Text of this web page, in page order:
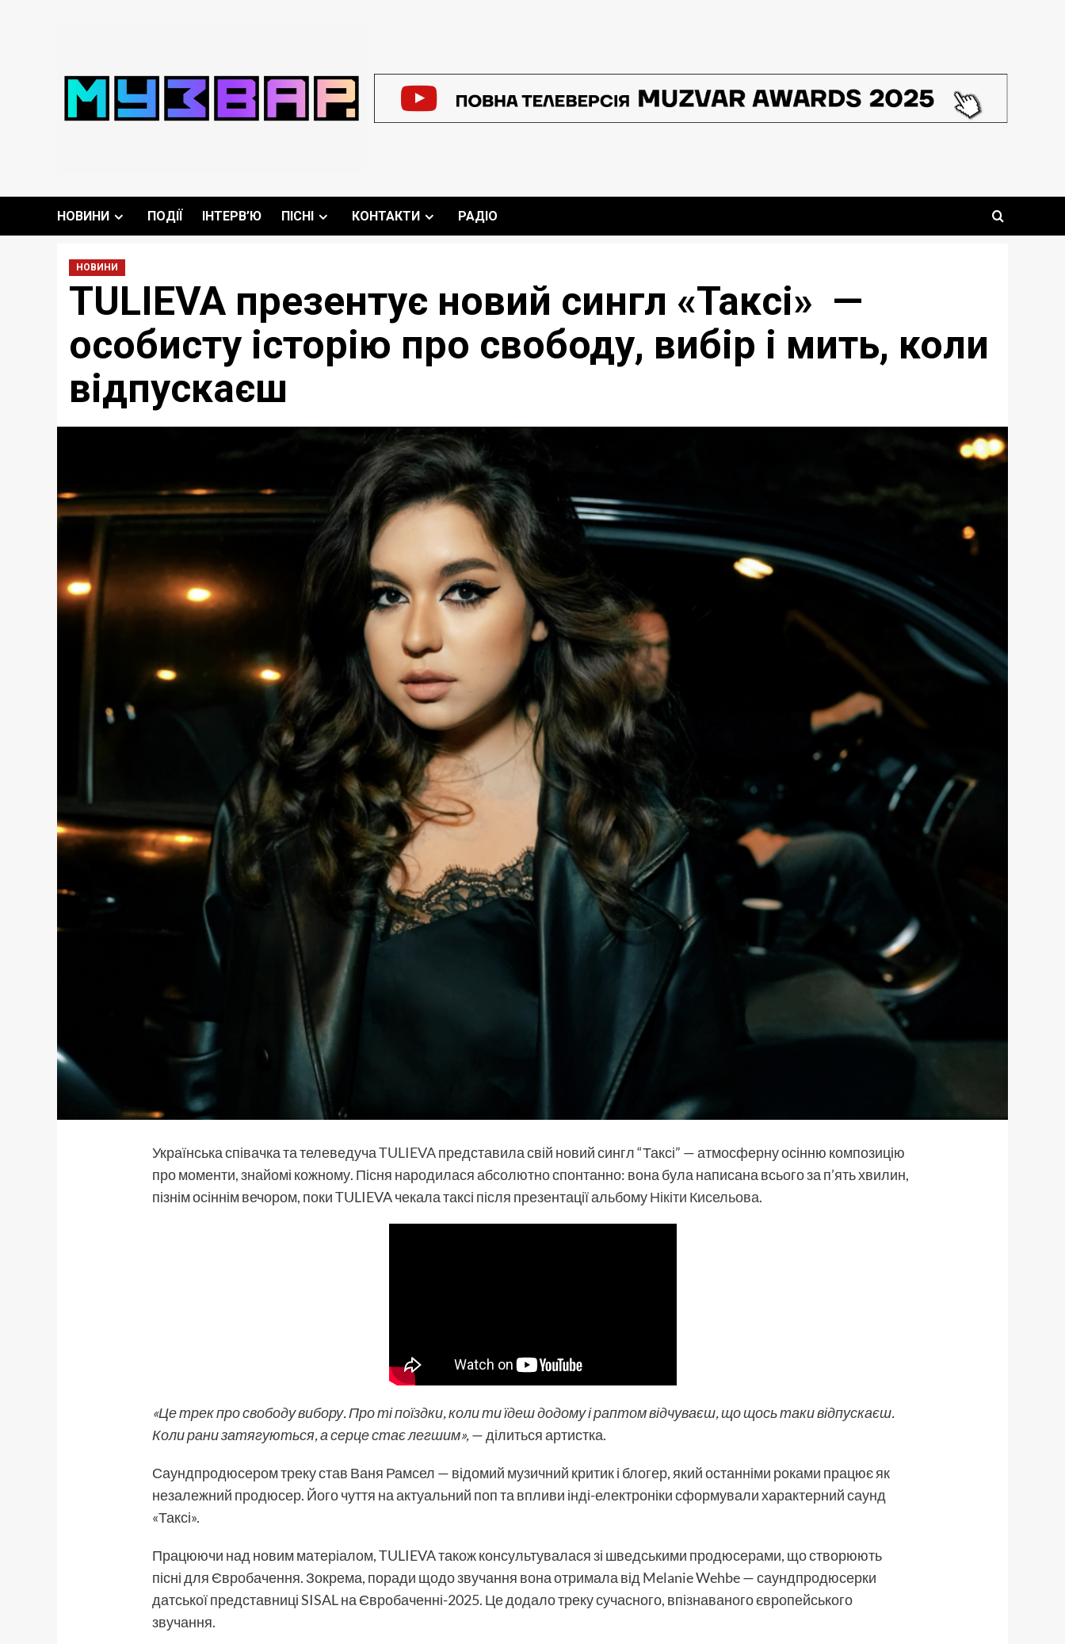
НОВИНИ ПОДІЇ ІНТЕРВ’Ю ПІСНІ КОНТАКТИ РАДІО
НОВИНИ
TULIEVA презентує новий сингл «Таксі» —
особисту історію про свободу, вибір і мить, коли
відпускаєш
Українська співачка та телеведучаTULIEVAпредставила свій новий сингл “Таксі” — атмосферну осінню композицію
про моменти, знайомі кожному. Пісня народилася абсолютно спонтанно: вона була написана всього за п’ять хвилин,
пізнім осіннім вечором, поки TULIEVA чекала таксі після презентації альбомуНікіти Кисельова.
«Це трек про свободу вибору. Про ті поїздки, коли ти їдеш додому і раптом відчуваєш, що щось таки відпускаєш.
Коли рани затягуються, а серце стає легшим»,— ділиться артистка.
Саундпродюсером треку став Ваня Рамсел — відомий музичний критик і блогер, який останніми роками працює як
незалежний продюсер. Його чуття на актуальний поп та впливи інді-електроніки сформували характерний саунд
«Таксі».
Працюючи над новим матеріалом, TULIEVA також консультувалася зі шведськими продюсерами, що створюють
пісні для Євробачення. Зокрема, поради щодо звучання вона отримала від Melanie Wehbe — саундпродюсерки
датської представниці SISAL на Євробаченні-2025. Це додало треку сучасного, впізнаваного європейського
звучання.